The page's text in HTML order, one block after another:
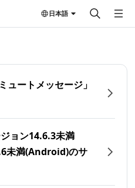
日本語
ュートメッセージ」
ョン14.6.3未満
未満(Android)のサ